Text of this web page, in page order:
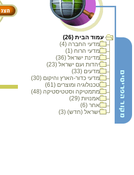
עמוד הבית (26)
מדעי החברה (4)
מדעי הרוח (1)
מדינת ישראל (36)
יהדות ועם ישראל (23)
מדעים (33)
מדעי כדור-הארץ והיקום (30)
טכנולוגיה ומוצרים (61)
מתמטיקה וסטטיסטיקה (48)
אמנויות (29)
אחר (6)
ישראל (חדש) (3)